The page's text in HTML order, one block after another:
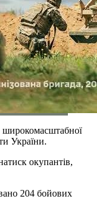
широкомасштабної
України.
окупантів,
204 бойових